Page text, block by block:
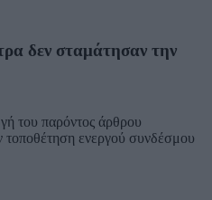
δεν σταμάτησαν την
του παρόντος άρθρου
τοποθέτηση ενεργού συνδέσμου